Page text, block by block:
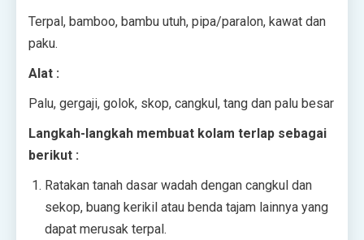
Terpal, bamboo, bambu utuh, pipa/paralon, kawat dan
paku.
Alat :
Palu, gergaji, golok, skop, cangkul, tang dan palu besar
Langkah-langkah membuat kolam terlap sebagai
berikut :
Ratakan tanah dasar wadah dengan cangkul dan
sekop, buang kerikil atau benda tajam lainnya yang
dapat merusak terpal.